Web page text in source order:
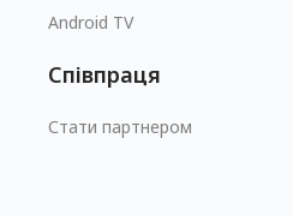
Android TV
Співпраця
Стати партнером